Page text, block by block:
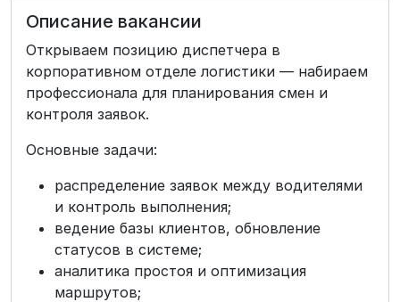
Описание вакансии
Открываем позицию диспетчера в
корпоративном отделе логистики — набираем
профессионала для планирования смен и
контроля заявок.
Основные задачи:
распределение заявок между водителями
и контроль выполнения;
ведение базы клиентов, обновление
статусов в системе;
аналитика простоя и оптимизация
маршрутов;